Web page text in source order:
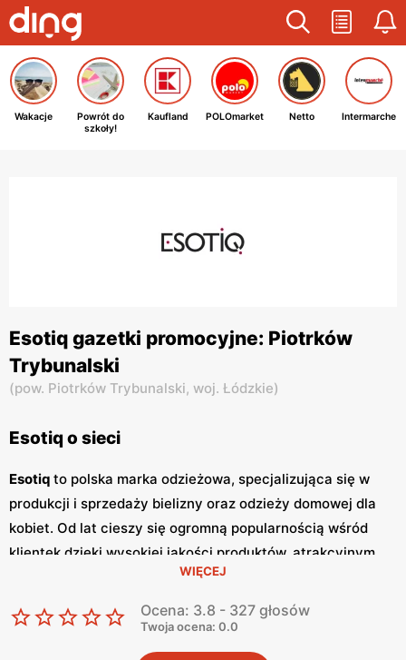
Wakacje
Powrót do
szkoły!
Kaufland POLOmarket Netto Intermarche
Esotiq gazetki promocyjne: Piotrków
Trybunalski
(pow. Piotrków Trybunalski, woj. Łódzkie)
Esotiq o sieci
Esotiq to polska marka odzieżowa, specjalizująca się w
produkcji i sprzedaży bielizny oraz odzieży domowej dla
kobiet. Od lat cieszy się ogromną popularnością wśród
klientek dzięki wysokiej jakości produktów, atrakcyjnym
oraz nowoczesnym wzorom. Klientki cenią
sobie szeroki wybór, częste promocje oraz dbałość o
detale, które sprawiają, że bielizna
trwała. Jednym z kluczowych elementów strategii
WIĘCEJ
Ocena: 3.8 - 327 głosów
Twoja ocena: 0.0